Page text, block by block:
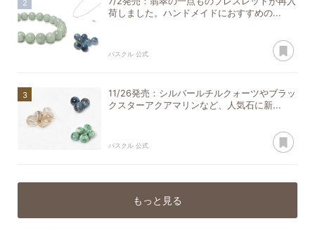
荷しました。ハンドメイドにおすすめの...
パスクル 公式
11/26発売：シルバールチルクォーツやブラッ
クスターアクアマリンなど、人気石に新...
パスクル 公式
もっと見る